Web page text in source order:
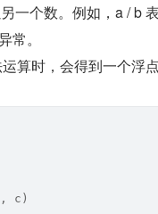
一个数。例如，a / b
常。
算时，会得到一个浮
c)